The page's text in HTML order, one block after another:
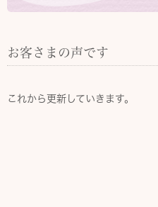
お客さまの声です
これから更新していきます。